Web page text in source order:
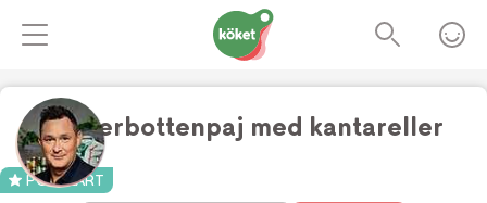
Västerbottenpaj med kantareller
POPULÄRT